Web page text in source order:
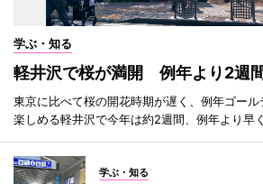
学ぶ・知る
軽井沢で桜が満開 例年より2週
東京に比べて桜の開花時期が遅く、例年ゴー
楽しめる軽井沢で今年は約2週間、例年より早
学ぶ・知る